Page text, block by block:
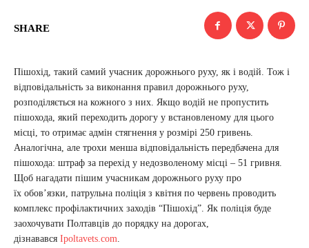
SHARE
Пішохід, такий самий учасник дорожнього руху, як і водій. Тож і
відповідальність за виконання правил дорожнього руху,
розподіляється на кожного з них. Якщо водій не пропустить
пішохода, який переходить дорогу у встановленому для цього
місці, то отримає адмін стягнення у розмірі 250 гривень.
Аналогічна, але трохи менша відповідальність передбачена для
пішохода: штраф за перехід у недозволеному місці – 51 гривня.
Щоб нагадати пішим учасникам дорожнього руху про
їх обов’язки, патрульна поліція з квітня по червень проводить
комплекс профілактичних заходів “Пішохід”. Як поліція буде
заохочувати Полтавців до порядку на дорогах,
дізнавався Ipoltavets.com.